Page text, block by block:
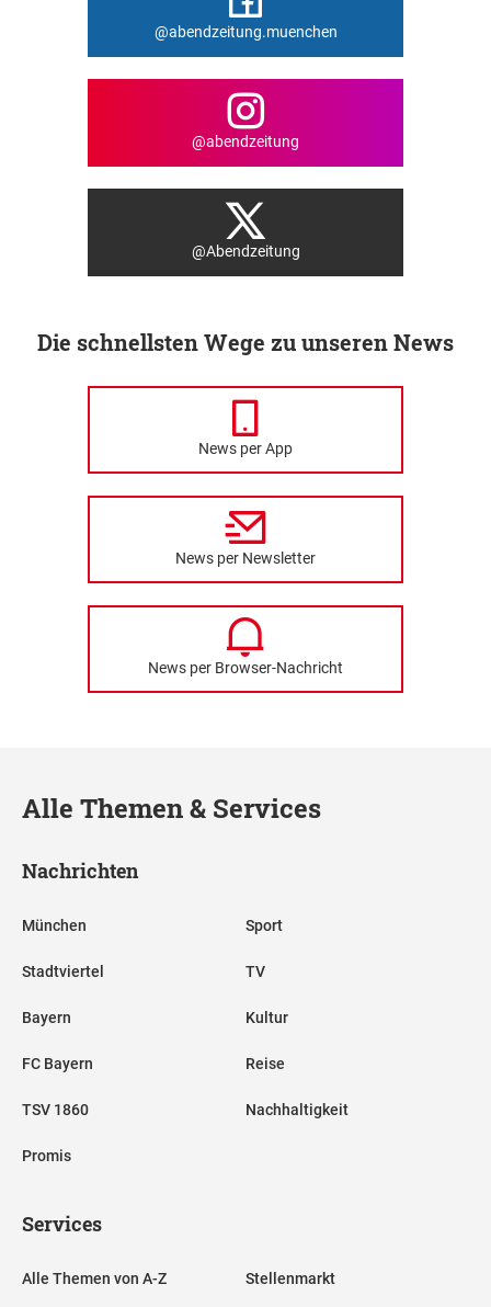
@abendzeitung.muenchen
@abendzeitung
@Abendzeitung
Die schnellsten Wege zu unseren News
News per App
News per Newsletter
News per Browser-Nachricht
Alle Themen & Services
Nachrichten
München
Stadtviertel
Bayern
FC Bayern
TSV 1860
Promis
Sport
TV
Kultur
Reise
Nachhaltigkeit
Services
Alle Themen von A-Z Stellenmarkt